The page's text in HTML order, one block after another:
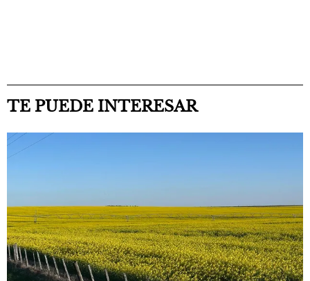
TE PUEDE INTERESAR